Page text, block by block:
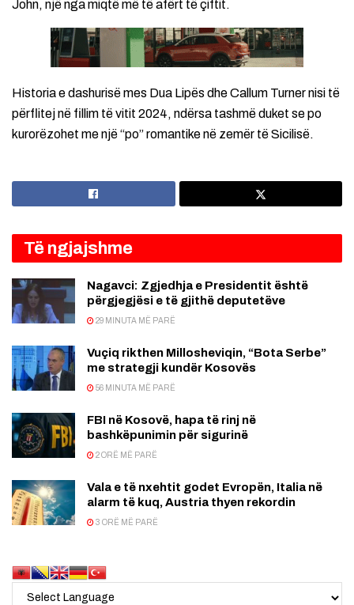
John, një nga miqtë më të afërt të çiftit.
Historia e dashurisë mes Dua Lipës dhe Callum Turner nisi të
përflitej në fillim të vitit 2024, ndërsa tashmë duket se po
kurorëzohet me një “po” romantike në zemër të Sicilisë.
Të ngjajshme
Nagavci: Zgjedhja e Presidentit është
përgjegjësi e të gjithë deputetëve
29 MINUTA MË PARË
Vuçiq rikthen Millosheviqin, “Bota Serbe”
me strategji kundër Kosovës
56 MINUTA MË PARË
FBI në Kosovë, hapa të rinj në
bashkëpunimin për sigurinë
2 ORË MË PARË
Vala e të nxehtit godet Evropën, Italia në
alarm të kuq, Austria thyen rekordin
3 ORË MË PARË